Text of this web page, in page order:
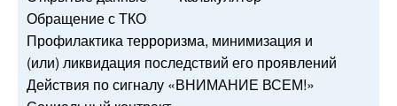
Обращение с ТКО
Профилактика терроризма, минимизация и
(или) ликвидация последствий его проявлений
Действия по сигналу «ВНИМАНИЕ ВСЕМ!»